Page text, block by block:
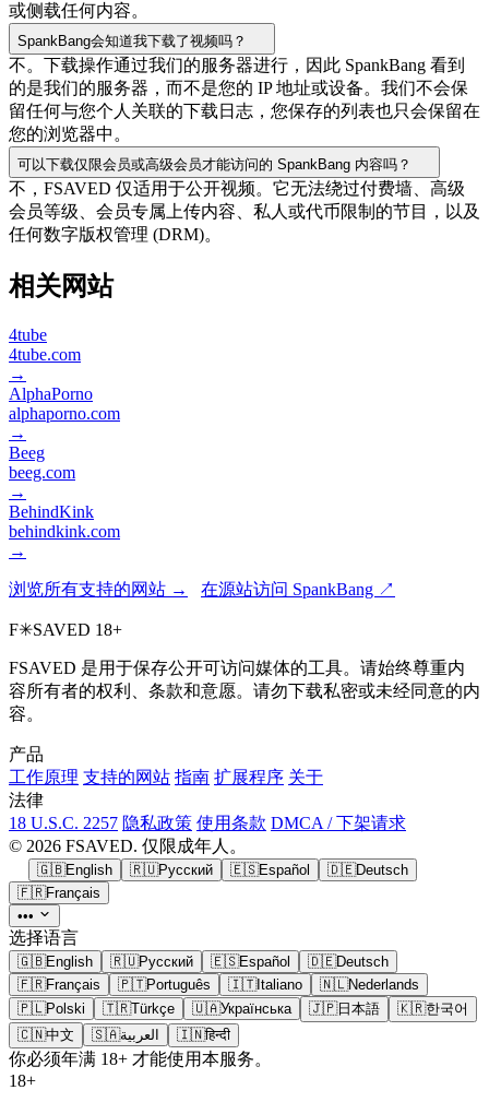
或侧载任何内容。
SpankBang会知道我下载了视频吗？
不。下载操作通过我们的服务器进行，因此 SpankBang 看到
的是我们的服务器，而不是您的 IP 地址或设备。我们不会保
留任何与您个人关联的下载日志，您保存的列表也只会保留在
您的浏览器中。
可以下载仅限会员或高级会员才能访问的 SpankBang 内容吗？
不，FSAVED 仅适用于公开视频。它无法绕过付费墙、高级
会员等级、会员专属上传内容、私人或代币限制的节目，以及
任何数字版权管理 (DRM)。
相关网站
4tube
4tube.com
→
AlphaPorno
alphaporno.com
→
Beeg
beeg.com
→
BehindKink
behindkink.com
→
浏览所有支持的网站 → 在源站访问 SpankBang ↗
F✳SAVED 18+
FSAVED 是用于保存公开可访问媒体的工具。请始终尊重内
容所有者的权利、条款和意愿。请勿下载私密或未经同意的内
容。
产品
工作原理 支持的网站 指南 扩展程序 关于
法律
18 U.S.C. 2257 隐私政策 使用条款 DMCA / 下架请求
© 2026 FSAVED. 仅限成年人。
🇬🇧English 🇷🇺Русский 🇪🇸Español 🇩🇪Deutsch
🇫🇷Français
•••
选择语言
🇬🇧English 🇷🇺Русский 🇪🇸Español 🇩🇪Deutsch
🇫🇷Français 🇵🇹Português 🇮🇹Italiano 🇳🇱Nederlands
🇵🇱Polski 🇹🇷Türkçe 🇺🇦Українська 🇯🇵日本語 🇰🇷한국어
🇨🇳中文 🇸🇦العربية 🇮🇳हिन्दी
你必须年满 18+ 才能使用本服务。
18+